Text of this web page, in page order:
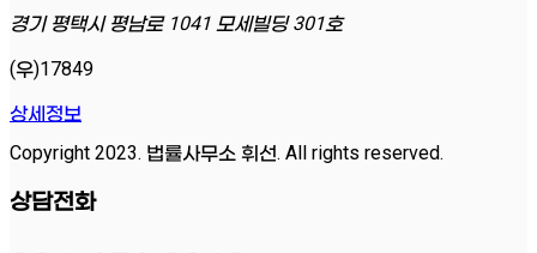
경기 평택시 평남로 1041 모세빌딩 301호
(우)17849
상세정보
Copyright 2023. 법률사무소 휘선. All rights reserved.
상담전화